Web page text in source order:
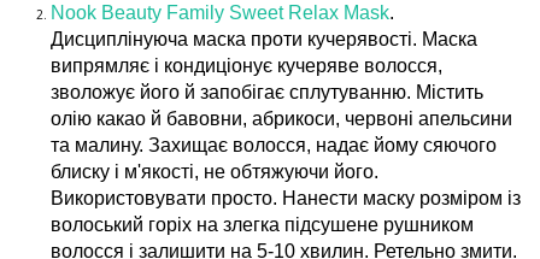
Nook Beauty Family Sweet Relax Mask.
Дисциплінуюча маска проти кучерявості. Маска
випрямляє і кондиціонує кучеряве волосся,
зволожує його й запобігає сплутуванню. Містить
олію какао й бавовни, абрикоси, червоні апельсини
та малину. Захищає волосся, надає йому сяючого
блиску і м'якості, не обтяжуючи його.
Використовувати просто. Нанести маску розміром із
волоський горіх на злегка підсушене рушником
волосся і залишити на 5-10 хвилин. Ретельно змити.